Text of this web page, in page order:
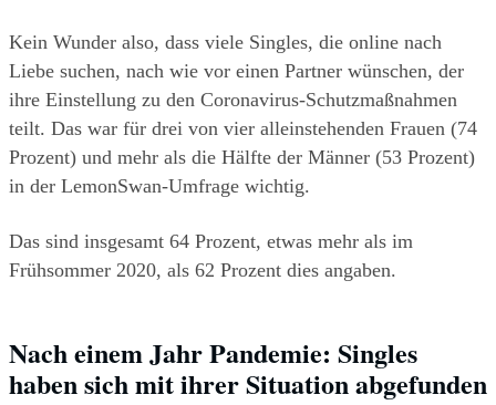
Kein Wunder also, dass viele Singles, die online nach
Liebe suchen, nach wie vor einen Partner wünschen, der
ihre Einstellung zu den Coronavirus-Schutzmaßnahmen
teilt. Das war für drei von vier alleinstehenden Frauen (74
Prozent) und mehr als die Hälfte der Männer (53 Prozent)
in der LemonSwan-Umfrage wichtig.
Das sind insgesamt 64 Prozent, etwas mehr als im
Frühsommer 2020, als 62 Prozent dies angaben.
Nach einem Jahr Pandemie: Singles
haben sich mit ihrer Situation abgefunden